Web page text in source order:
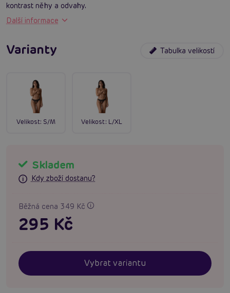
kontrast něhy a odvahy.
Další informace
Varianty Tabulka velikostí
Velikost: S/M Velikost: L/XL
Skladem
Kdy zboží dostanu?
Běžná cena 349 Kč
295 Kč
Vybrat variantu